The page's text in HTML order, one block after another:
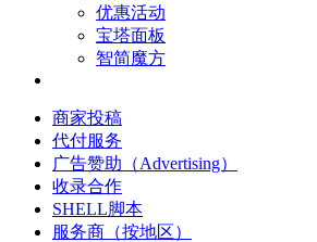
优惠活动
宝塔面板
智简魔方
商家投稿
代付服务
广告赞助（Advertising）
收录合作
SHELL脚本
服务商（按地区）